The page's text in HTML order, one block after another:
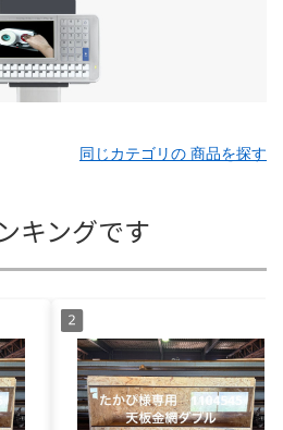
同じカテゴリの 商品を探す
キングです